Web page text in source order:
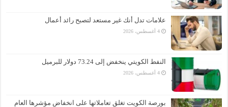
علامات تدل أنك غير مستعد لتصبح رائد أعمال
4 أغسطس، 2026
النفط الكويتي ينخفض إلى 73.24 دولار للبرميل
4 أغسطس، 2026
بورصة الكويت تغلق تعاملاتها على انخفاض مؤشرها العام